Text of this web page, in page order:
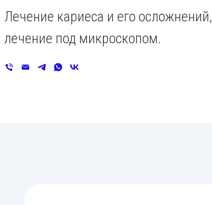
Лечение кариеса и его осложнений,
лечение под микроскопом.